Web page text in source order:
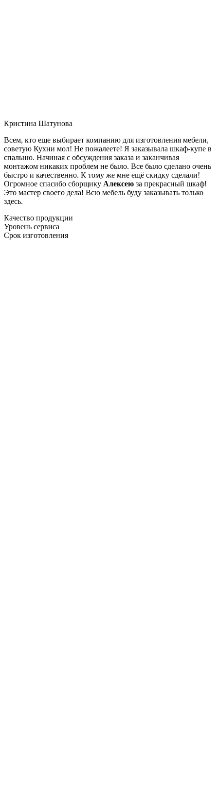
Кристина Шатунова
Всем, кто еще выбирает компанию для изготовления мебели,
советую Кухни мол! Не пожалеете! Я заказывала шкаф-купе в
спальню. Начиная с обсуждения заказа и заканчивая
монтажом никаких проблем не было. Все было сделано очень
быстро и качественно. К тому же мне ещё скидку сделали!
Огромное спасибо сборщику Алексею за прекрасный шкаф!
Это мастер своего дела! Всю мебель буду заказывать только
здесь.
Качество продукции
Уровень сервиса
Срок изготовления